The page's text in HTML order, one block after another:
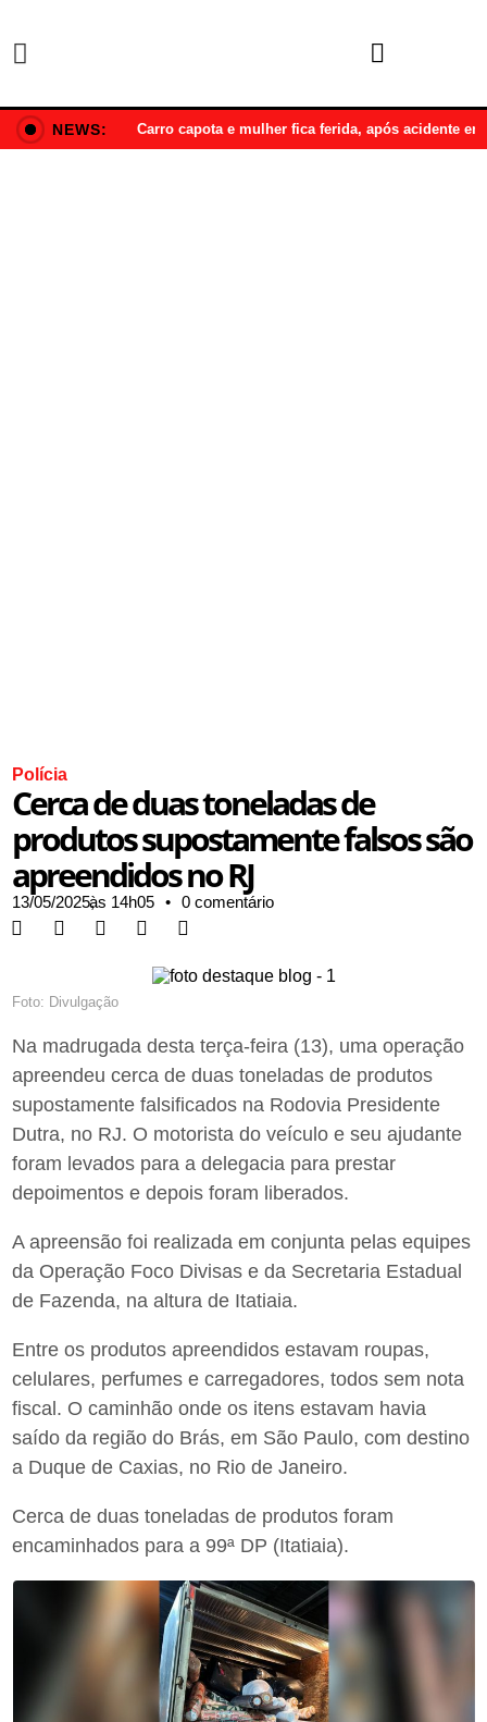
NEWS: Carro capota e mulher fica ferida, após acidente
Polícia
Cerca de duas toneladas de
produtos supostamente falsos são
apreendidos no RJ
13/05/2025,às 14h05 • 0 comentário
Foto: Divulgação
Na madrugada desta terça-feira (13), uma operação
apreendeu cerca de duas toneladas de produtos
supostamente falsificados na Rodovia Presidente
Dutra, no RJ. O motorista do veículo e seu ajudante
foram levados para a delegacia para prestar
depoimentos e depois foram liberados.
A apreensão foi realizada em conjunta pelas equipes
da Operação Foco Divisas e da Secretaria Estadual
de Fazenda, na altura de Itatiaia.
Entre os produtos apreendidos estavam roupas,
celulares, perfumes e carregadores, todos sem nota
fiscal. O caminhão onde os itens estavam havia
saído da região do Brás, em São Paulo, com destino
a Duque de Caxias, no Rio de Janeiro.
Cerca de duas toneladas de produtos foram
encaminhados para a 99ª DP (Itatiaia).